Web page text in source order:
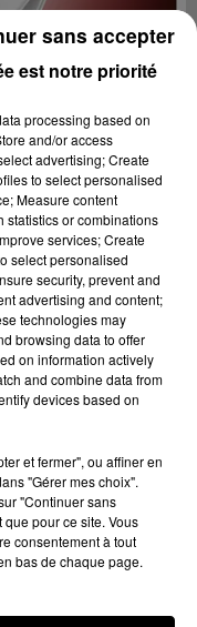
27/06/2023 À
est notre priorité
processing based on
and/or access
advertising; Create
to select personalised
Measure content
statistics or combinations
services; Create
select personalised
security, prevent and
advertising and content;
technologies may
browsing data to offer
on information actively
and combine data from
devices based on
et fermer", ou affiner en
"Gérer mes choix".
"Continuer sans
pour ce site. Vous
consentement à tout
bas de chaque page.
sans accepter